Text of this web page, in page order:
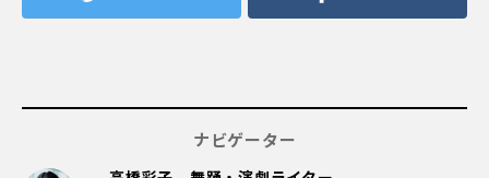
ナビゲーター